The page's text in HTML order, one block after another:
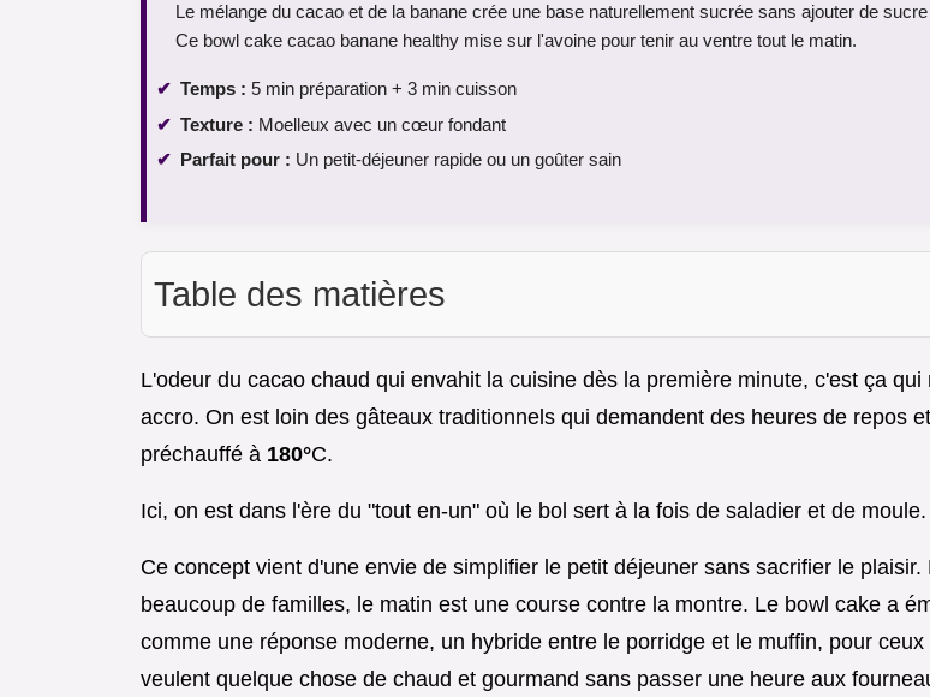
Le mélange du cacao et de la banane crée une base naturellement sucrée sans ajouter de
Ce bowl cake cacao banane healthy mise sur l'avoine pour tenir au ventre tout le matin.
Temps : 5 min préparation + 3 min cuisson
Texture : Moelleux avec un cœur fondant
Parfait pour : Un petit-déjeuner rapide ou un goûter sain
Table des matières
L'odeur du cacao chaud qui envahit la cuisine dès la première minute, c'est ça qui
accro. On est loin des gâteaux traditionnels qui demandent des heures de repos
préchauffé à 180°C.
Ici, on est dans l'ère du "tout en-un" où le bol sert à la fois de saladier et de moule.
Ce concept vient d'une envie de simplifier le petit déjeuner sans sacrifier le plaisir.
beaucoup de familles, le matin est une course contre la montre. Le bowl cake a
comme une réponse moderne, un hybride entre le porridge et le muffin, pour ceux
veulent quelque chose de chaud et gourmand sans passer une heure aux